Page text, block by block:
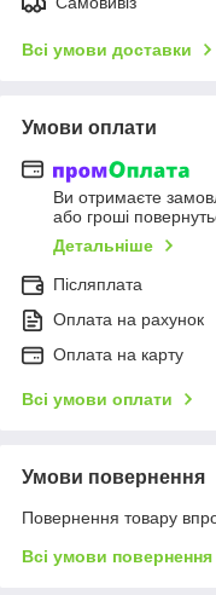
Всі умови доставки
Умови оплати
Ви отримаєте
або гроші
Детальніше
Післяплата
Оплата на рахунок
Оплата на карту
Всі умови оплати
Умови повернення
Повернення товару
Всі умови повернення